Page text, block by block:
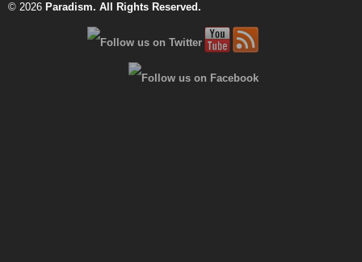
© 2026 Paradism. All Rights Reserved.